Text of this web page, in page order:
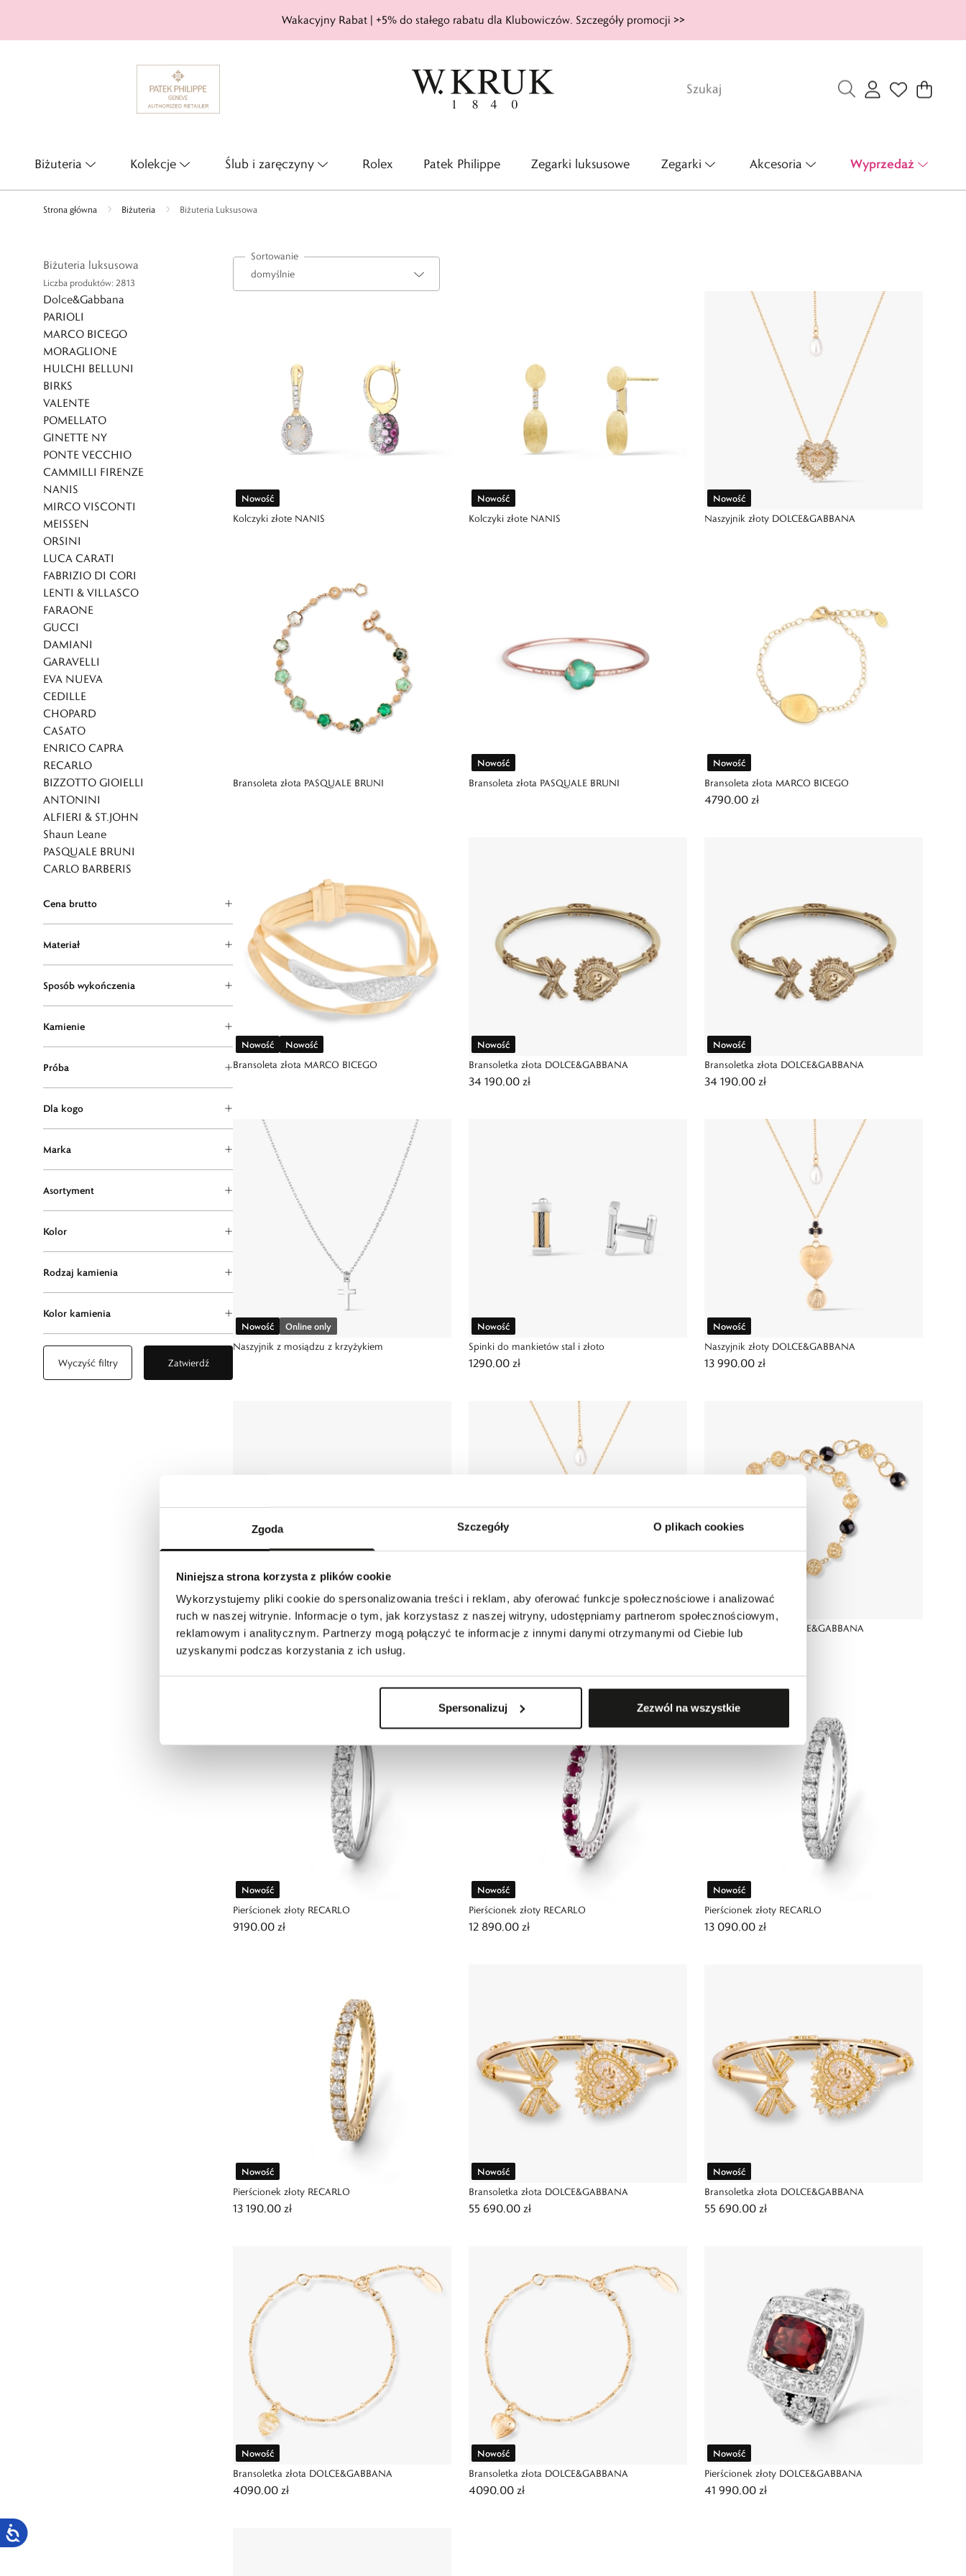
Zgoda Szczegóły O plikach cookies
Niniejsza strona korzysta z plików cookie
Wykorzystujemy pliki cookie do spersonalizowania treści i reklam, aby oferować funkcje społecznościowe i analizować
ruch w naszej witrynie. Informacje o tym, jak korzystasz z naszej witryny, udostępniamy partnerom społecznościowym,
reklamowym i analitycznym. Partnerzy mogą połączyć te informacje z innymi danymi otrzymanymi od Ciebie lub
uzyskanymi podczas korzystania z ich usług.
Spersonalizuj Zezwól na wszystkie
Wakacyjny Rabat | +5% do stałego rabatu dla Klubowiczów. Szczegóły promocji >>
Biżuteria Kolekcje Ślub i zaręczyny Rolex Patek Philippe Zegarki luksusowe Zegarki Akcesoria Wyprzedaż
Strona główna Biżuteria Biżuteria Luksusowa
Biżuteria luksusowa
Liczba produktów: 2813
Sortowanie
Dolce&Gabbana
PARIOLI
MARCO BICEGO
MORAGLIONE
HULCHI BELLUNI
BIRKS
VALENTE
POMELLATO
GINETTE NY
PONTE VECCHIO
CAMMILLI FIRENZE
NANIS
MIRCO VISCONTI
MEISSEN
ORSINI
LUCA CARATI
FABRIZIO DI CORI
LENTI & VILLASCO
FARAONE
GUCCI
DAMIANI
GARAVELLI
EVA NUEVA
CEDILLE
CHOPARD
CASATO
ENRICO CAPRA
RECARLO
BIZZOTTO GIOIELLI
ANTONINI
ALFIERI & ST.JOHN
Shaun Leane
PASQUALE BRUNI
CARLO BARBERIS
Cena brutto
Materiał
Sposób wykończenia
Kamienie
Próba
Dla kogo
Marka
Asortyment
Kolor
Rodzaj kamienia
Kolor kamienia
Wyczyść filtry Zatwierdź
Nowość
Kolczyki złote NANIS
Nowość
Kolczyki złote NANIS
Nowość
Naszyjnik złoty DOLCE&GABBANA
Bransoleta złota PASQUALE BRUNI
Nowość
Bransoleta złota PASQUALE BRUNI
Nowość
Bransoleta złota MARCO BICEGO
4790,00 zł
Nowość Nowość
Bransoleta złota MARCO BICEGO
Nowość
Bransoletka złota DOLCE&GABBANA
34 190,00 zł
Nowość
Bransoletka złota DOLCE&GABBANA
34 190,00 zł
Nowość Online only
Naszyjnik z mosiądzu z krzyżykiem
Nowość
Spinki do mankietów stal i złoto
1290,00 zł
Nowość
Naszyjnik złoty DOLCE&GABBANA
13 990,00 zł
Nowość
Spinki do mankietów stal i złoto
999,00 zł
Nowość
Naszyjnik złoty DOLCE&GABBANA Bransoletka złota DOLCE&GABBANA
Nowość
Pierścionek złoty RECARLO
9190,00 zł
Nowość
Pierścionek złoty RECARLO
12 890,00 zł
Nowość
Pierścionek złoty RECARLO
13 090,00 zł
Nowość
Pierścionek złoty RECARLO
13 190,00 zł
Nowość
Bransoletka złota DOLCE&GABBANA
55 690,00 zł
Nowość
Bransoletka złota DOLCE&GABBANA
55 690,00 zł
Nowość
Bransoletka złota DOLCE&GABBANA
4090,00 zł
Nowość
Bransoletka złota DOLCE&GABBANA
4090,00 zł
Nowość
Pierścionek złoty DOLCE&GABBANA
41 990,00 zł